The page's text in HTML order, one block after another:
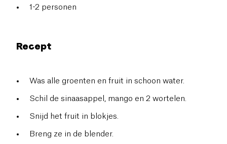
1-2 personen
Recept
Was alle groenten en fruit in schoon water.
Schil de sinaasappel, mango en 2 wortelen.
Snijd het fruit in blokjes.
Breng ze in de blender.